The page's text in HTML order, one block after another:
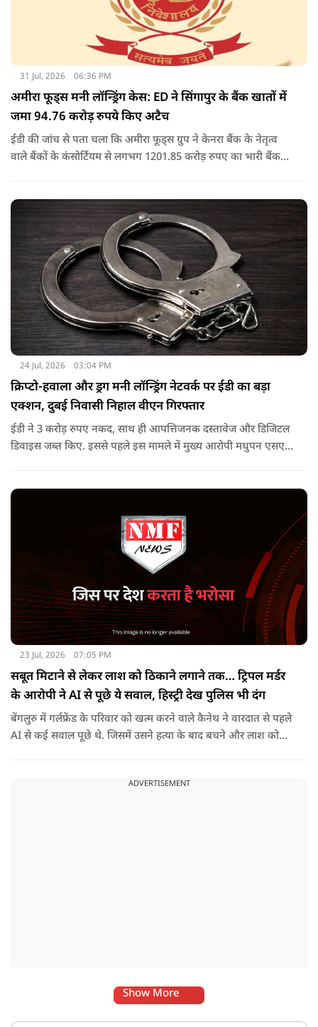
31 Jul, 2026 06:36 PM
अमीरा फूड्स मनी लॉन्ड्रिंग केस: ED ने सिंगापुर के बैंक खातों में
जमा 94.76 करोड़ रुपये किए अटैच
ईडी की जांच से पता चला कि अमीरा फूड्स ग्रुप ने केनरा बैंक के नेतृत्व
वाले बैंकों के कंसोर्टियम से लगभग 1201.85 करोड़ रुपए का भारी बैंक
उसके प्रमोटरों/शेयरधारकों/डायरेक्टरों ने मनी लॉन्ड्रिंग का अपराध किया
24 Jul, 2026 03:04 PM
क्रिप्टो-हवाला और ड्रग मनी लॉन्ड्रिंग नेटवर्क पर ईडी का बड़ा
एक्शन, दुबई निवासी निहाल वीएन गिरफ्तार
ईडी ने 3 करोड़ रुपए नकद, साथ ही आपत्तिजनक दस्तावेज और डिजिटल
डिवाइस जब्त किए. इससे पहले इस मामले में मुख्य आरोपी मधुपन एसएस
23 Jul, 2026 07:05 PM
सबूत मिटाने से लेकर लाश को ठिकाने लगाने तक… ट्रिपल मर्डर
के आरोपी ने AI से पूछे ये सवाल, हिस्ट्री देख पुलिस भी दंग
बेंगलुरु में गर्लफ्रेंड के परिवार को खत्म करने वाले कैनेथ ने वारदात से पहले
AI से कई सवाल पूछे थे. जिसमें उसने हत्या के बाद बचने और लाश को
ADVERTISEMENT
Show More